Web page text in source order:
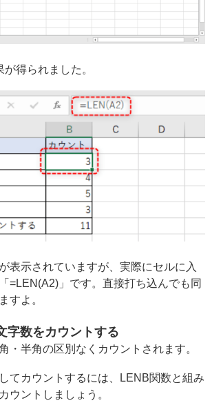
が得られました。
表示されていますが、実際にセルに入
=LEN(A2)」です。直接打ち込んでも同
すよ。
字数をカウントする
・半角の区別なくカウントされます。
てカウントするには、LENB関数と組み
ウントしましょう。